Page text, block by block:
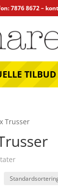
7876 8672 –
Trusser